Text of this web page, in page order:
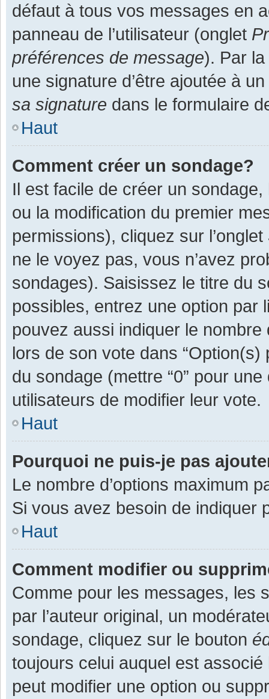
défaut à tous vos messages en
panneau de l’utilisateur (onglet
préférences de message). Par
une signature d’être ajoutée à
sa signature dans le formulaire
Haut
Comment créer un sondage?
Il est facile de créer un
ou la modification du premier
permissions), cliquez sur l’onglet
ne le voyez pas, vous n’avez
sondages). Saisissez le titre du
possibles, entrez une option par
pouvez aussi indiquer le
lors de son vote dans “Option(s)
du sondage (mettre “0” pour
utilisateurs de modifier leur vote.
Haut
Pourquoi ne puis-je pas
Le nombre d’options maximum
Si vous avez besoin de indiquer
Haut
Comment modifier ou
Comme pour les messages, les
par l’auteur original, un
sondage, cliquez sur le bouton
toujours celui auquel est associé
peut modifier une option ou